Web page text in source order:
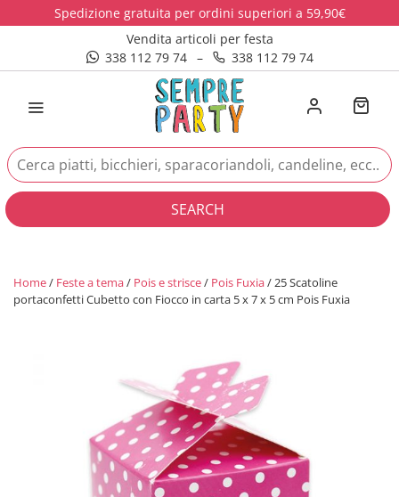
Spedizione gratuita per ordini superiori a 59,90€
Vendita articoli per festa
338 112 79 74
– 338 112 79 74
SEARCH
Home/ Feste a tema/ Pois e strisce/ Pois Fuxia/ 25 Scatoline
portaconfetti Cubetto con Fiocco in carta 5 x 7 x 5 cm Pois Fuxia